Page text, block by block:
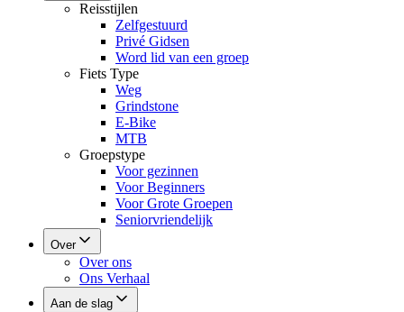
Reisstijlen
Zelfgestuurd
Privé Gidsen
Word lid van een groep
Fiets Type
Weg
Grindstone
E-Bike
MTB
Groepstype
Voor gezinnen
Voor Beginners
Voor Grote Groepen
Seniorvriendelijk
Over
Over ons
Ons Verhaal
Aan de slag